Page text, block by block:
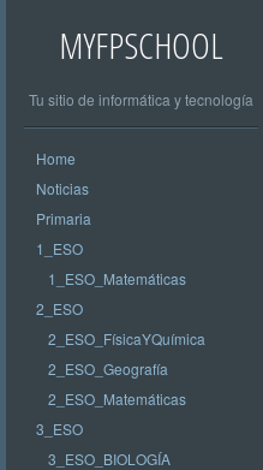
MYFPSCHOOL
Tu sitio de informática y tecnología
Home
Noticias
Primaria
1_ESO
1_ESO_Matemáticas
2_ESO
2_ESO_FísicaYQuímica
2_ESO_Geografía
2_ESO_Matemáticas
3_ESO
3_ESO_BIOLOGÍA